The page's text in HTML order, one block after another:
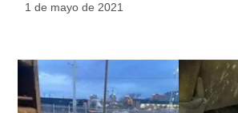
1 de mayo de 2021